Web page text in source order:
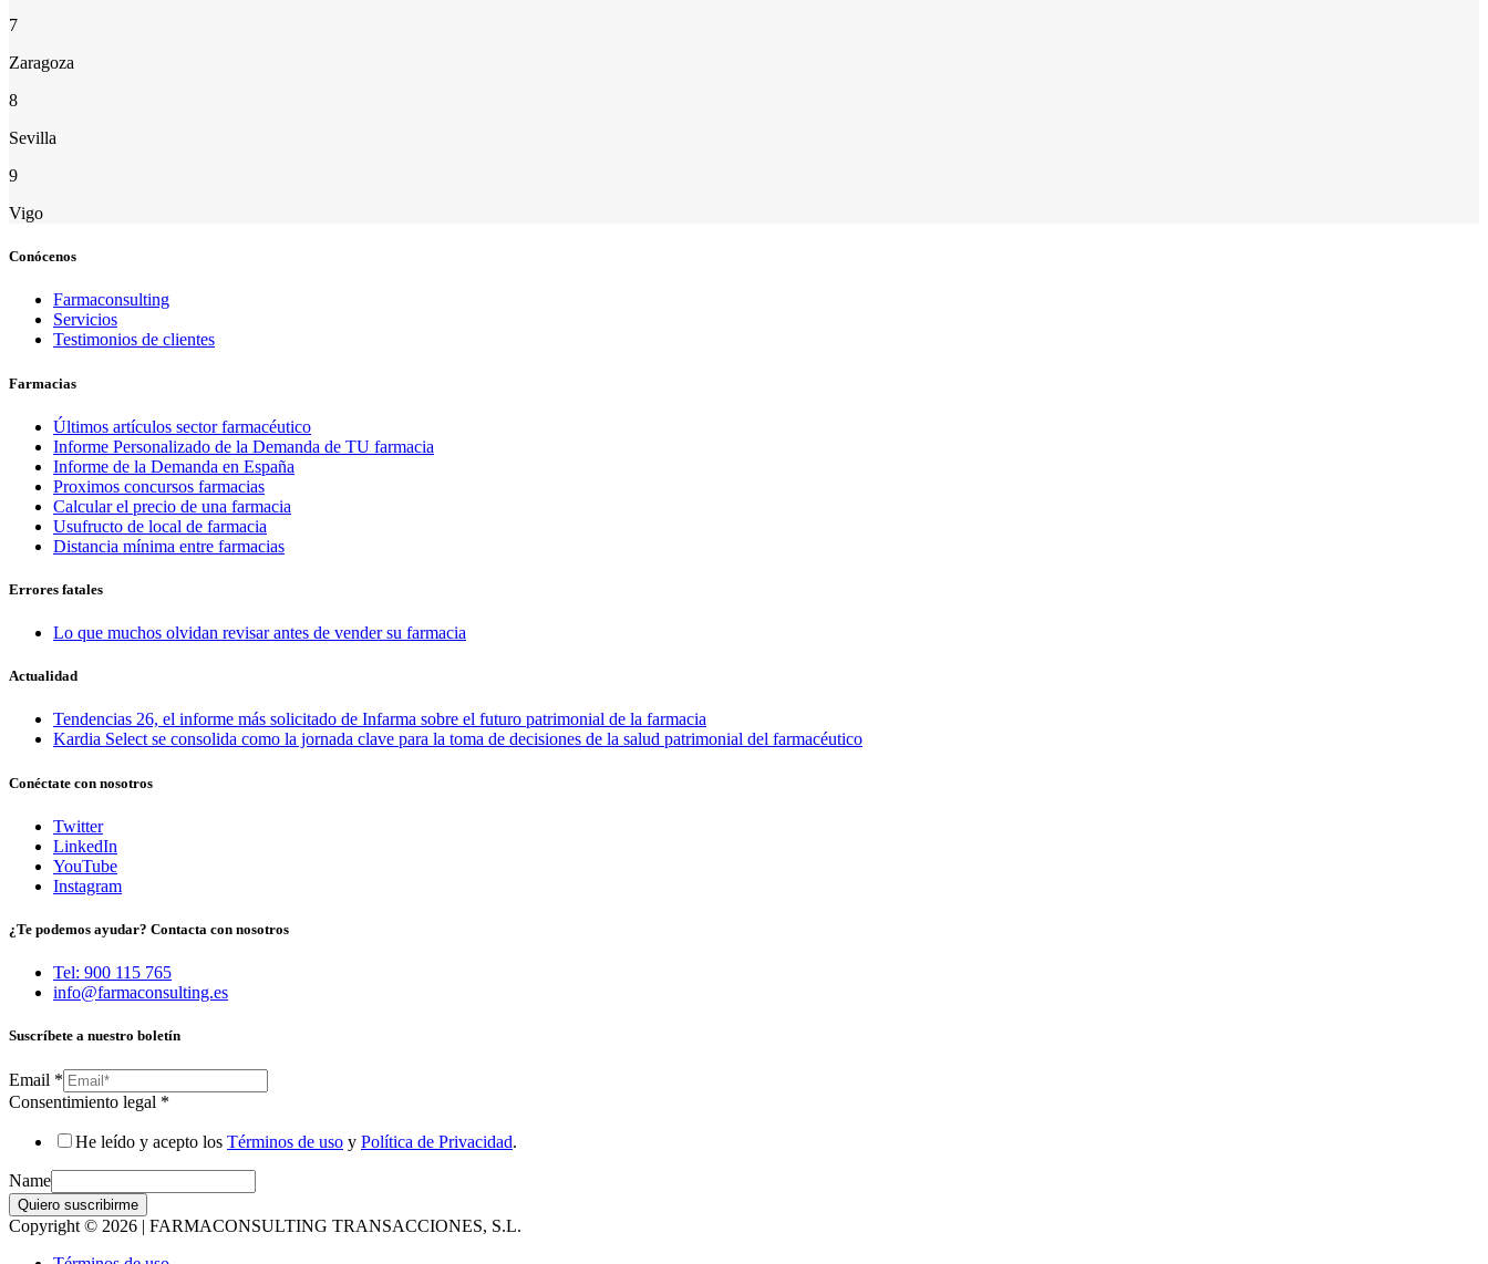
7
Zaragoza
8
Sevilla
9
Vigo
Conócenos
Farmaconsulting
Servicios
Testimonios de clientes
Farmacias
Últimos artículos sector farmacéutico
Informe Personalizado de la Demanda de TU farmacia
Informe de la Demanda en España
Proximos concursos farmacias
Calcular el precio de una farmacia
Usufructo de local de farmacia
Distancia mínima entre farmacias
Errores fatales
Lo que muchos olvidan revisar antes de vender su farmacia
Actualidad
Tendencias 26, el informe más solicitado de Infarma sobre el futuro patrimonial de la farmacia
Kardia Select se consolida como la jornada clave para la toma de decisiones de la salud patrimonial del farmacéutico
Conéctate con nosotros
Twitter
LinkedIn
YouTube
Instagram
¿Te podemos ayudar? Contacta con nosotros
Tel: 900 115 765
info@farmaconsulting.es
Suscríbete a nuestro boletín
Email *
Consentimiento legal *
He leído y acepto los Términos de uso y Política de Privacidad.
Name
Quiero suscribirme
Copyright © 2026 | FARMACONSULTING TRANSACCIONES, S.L.